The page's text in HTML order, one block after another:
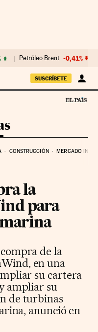
Petróleo Brent -0,41%
SUSCRÍBETE
CONSTRUCCIÓN MERCADO
la
para
marina
de la
en una
su cartera
ampliar su
de turbinas
anunció en